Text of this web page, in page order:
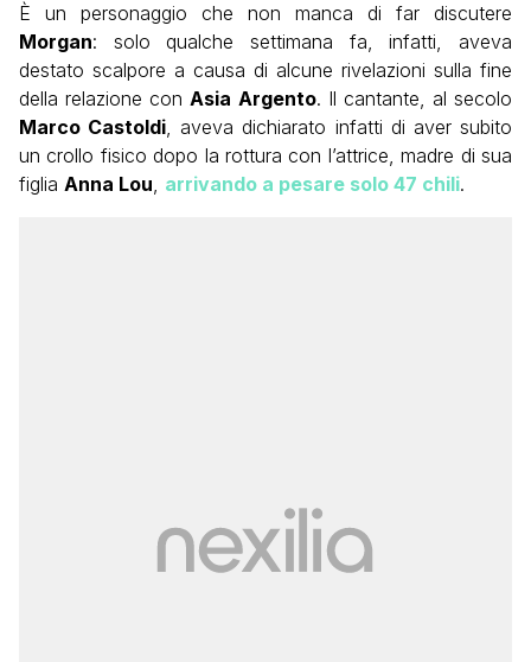
È un personaggio che non manca di far discutere
Morgan: solo qualche settimana fa, infatti, aveva
destato scalpore a causa di alcune rivelazioni sulla fine
della relazione conAsia Argento. Il cantante, al secolo
Marco Castoldi, aveva dichiarato infatti di aver subito
un crollo fisico dopo la rottura con l’attrice, madre di sua
figlia Anna Lou, arrivando a pesare solo 47 chili.